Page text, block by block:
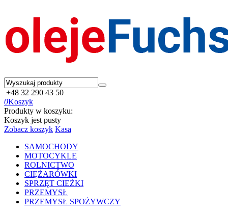
+48 32 290 43 50
0Koszyk
Produkty w koszyku:
Koszyk jest pusty
Zobacz koszyk Kasa
SAMOCHODY
MOTOCYKLE
ROLNICTWO
CIĘŻARÓWKI
SPRZĘT CIEŻKI
PRZEMYSŁ
PRZEMYSŁ SPOŻYWCZY